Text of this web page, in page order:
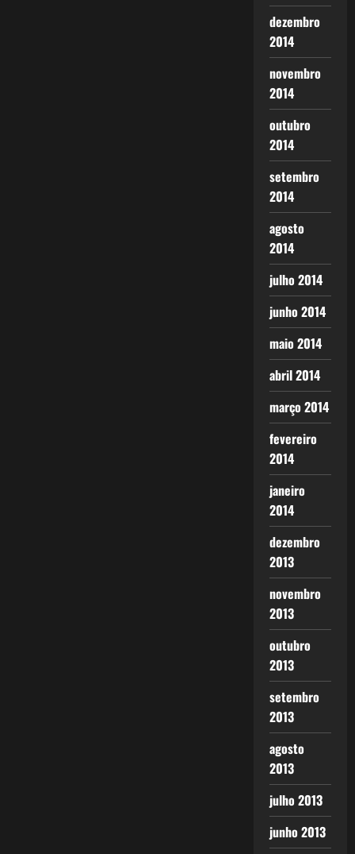
dezembro
2014
novembro
2014
outubro
2014
setembro
2014
agosto
2014
julho 2014
junho 2014
maio 2014
abril 2014
março 2014
fevereiro
2014
janeiro
2014
dezembro
2013
novembro
2013
outubro
2013
setembro
2013
agosto
2013
julho 2013
junho 2013